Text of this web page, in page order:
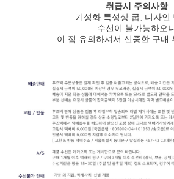
취급시 주의사항
기성화 특성상 굽, 디자인
수선이 불가능하오
이 점 유의하셔서 신중한 구매